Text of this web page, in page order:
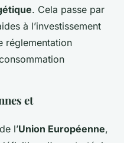
. Cela passe par
à l’investissement
réglementation
et
l’Union Européenne,